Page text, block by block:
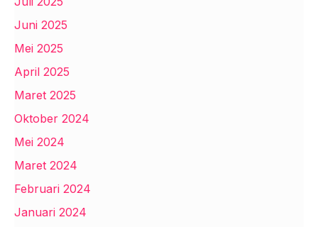
Juni 2025
Mei 2025
April 2025
Maret 2025
Oktober 2024
Mei 2024
Maret 2024
Februari 2024
Januari 2024